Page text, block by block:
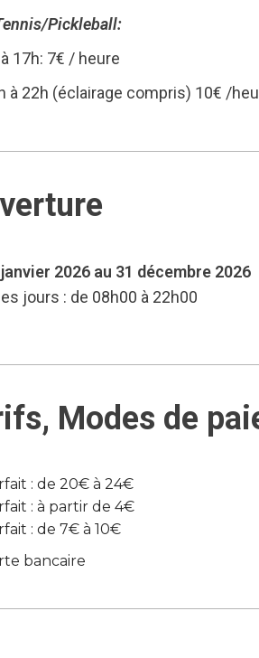
Pickleball:
17h: 7€ / heure
à 22h (éclairage compris) 10€ /
2026 au 31 décembre 2026
jours : de 08h00 à 22h00
Modes de
: de 20€ à 24€
: à partir de 4€
: de 7€ à 10€
bancaire